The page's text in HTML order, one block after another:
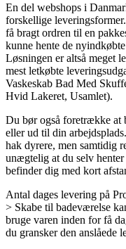
En del webshops i
forskellige
få bragt ordren til en
kunne hente de
Løsningen er altså meget
mest letkøbte
Vaskeskab Bad Med
Hvid Lakeret, Usamlet).
Du bør også foretrække at
eller ud til din
hak dyrere, men samtidig
unægtelig at du selv
befinder dig med kort
Antal dages levering på
> Skabe til badeværelse
bruge varen inden for få
du gransker den anslåede